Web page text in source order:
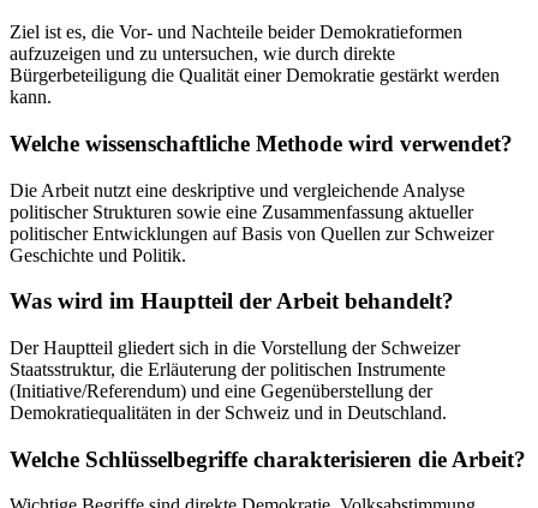
Ziel ist es, die Vor- und Nachteile beider Demokratieformen
aufzuzeigen und zu untersuchen, wie durch direkte
Bürgerbeteiligung die Qualität einer Demokratie gestärkt werden
kann.
Welche wissenschaftliche Methode wird verwendet?
Die Arbeit nutzt eine deskriptive und vergleichende Analyse
politischer Strukturen sowie eine Zusammenfassung aktueller
politischer Entwicklungen auf Basis von Quellen zur Schweizer
Geschichte und Politik.
Was wird im Hauptteil der Arbeit behandelt?
Der Hauptteil gliedert sich in die Vorstellung der Schweizer
Staatsstruktur, die Erläuterung der politischen Instrumente
(Initiative/Referendum) und eine Gegenüberstellung der
Demokratiequalitäten in der Schweiz und in Deutschland.
Welche Schlüsselbegriffe charakterisieren die Arbeit?